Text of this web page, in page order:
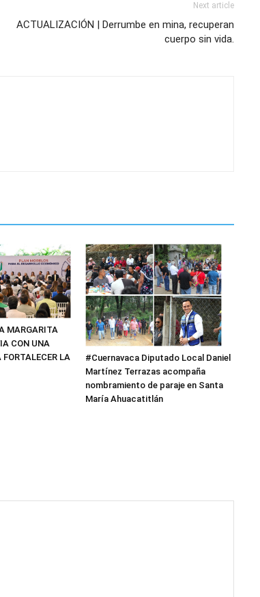
Next article
ACTUALIZACIÓN | Derrumbe en mina, recuperan
cuerpo sin vida.
MARGARITA
CON UNA
LA
#Cuernavaca Diputado Local Daniel
Martínez Terrazas acompaña
nombramiento de paraje en Santa
María Ahuacatitlán